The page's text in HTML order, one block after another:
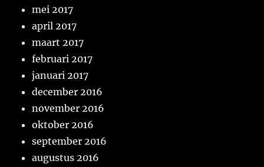
mei 2017
april 2017
maart 2017
februari 2017
januari 2017
december 2016
november 2016
oktober 2016
september 2016
augustus 2016